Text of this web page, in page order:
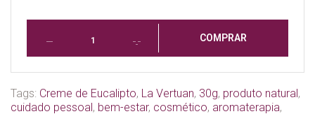
COMPRAR
Tags: Creme de Eucalipto, La Vertuan, 30g, produto natural ,
cuidado pessoal , bem-estar, cosmético, aromaterapia,